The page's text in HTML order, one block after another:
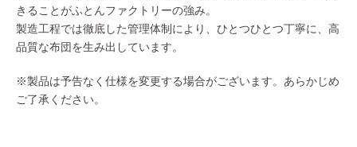
きることがふとんファクトリーの強み。
製造工程では徹底した管理体制により、ひとつひとつ丁寧に、高
品質な布団を生み出しています。
※製品は予告なく仕様を変更する場合がございます。あらかじめ
ご了承ください。